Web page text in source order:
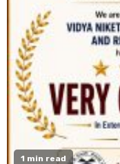
1 min read